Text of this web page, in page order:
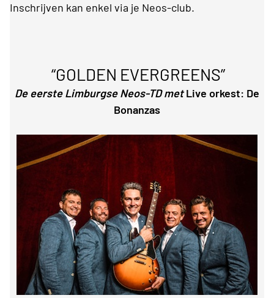
Inschrijven kan enkel via je Neos-club.
“GOLDEN EVERGREENS”
De eerste Limburgse Neos-TD metLive orkest: De
Bonanzas